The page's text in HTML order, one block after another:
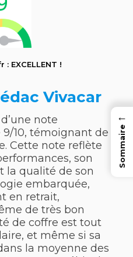
EXCELLENT !
Vivacar
note
10, témoignant de
Cette note reflète
son
la qualité de son
embarquée,
en retrait,
de très bon
de coffre est tout
et même si sa
la moyenne des
←
Sommaire